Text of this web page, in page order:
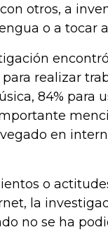
otros, a
o a tocar
realizar
84% para
en
o
la
no se ha